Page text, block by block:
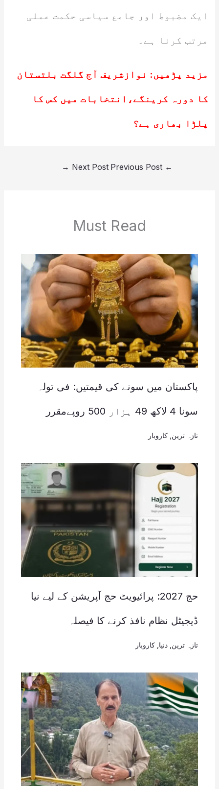
ایک مضبوط اور جامع سیاسی حکمت عملی
مرتب کرنا ہے۔
مزید پڑھیں: نوازشریف آج گلگت بلتستان
کا دورہ کرینگے،انتخابات میں کس کا
پلڑا بھاری ہے؟
←
Next Post
→
Must Read
پاکستان میں سونے کی قیمتیں: فی تولہ
سونا 4 لاکھ 49 ہزار 500 روپےمقرر
تازہ ترین کاروبار
حج 2027: پرائیویٹ حج آپریشن کے لیے نیا
ڈیجیٹل نظام نافذ کرنے کا فیصلہ
تازہ ترین دنیا کاروبار